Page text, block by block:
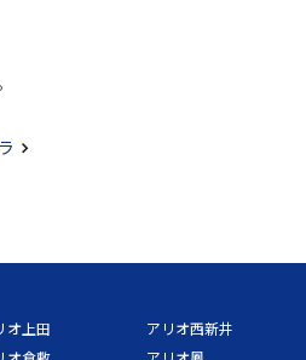
オ上田
アリオ西新井